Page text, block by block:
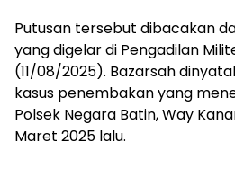
Putusan tersebut dibacakan
yang digelar di Pengadilan
(11/08/2025). Bazarsah
kasus penembakan yang
Polsek Negara Batin, Way
Maret 2025 lalu.